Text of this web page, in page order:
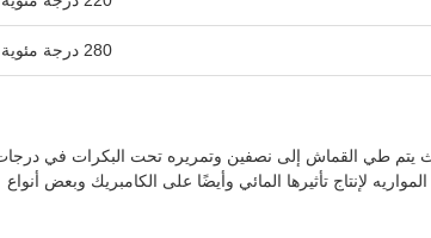
280 درجة مئوية
يتم طي القماش إلى نصفين وتمريره تحت البكرات في
لإنتاج تأثيرها المائي وأيضًا على الكامبريك وبعض أنواع